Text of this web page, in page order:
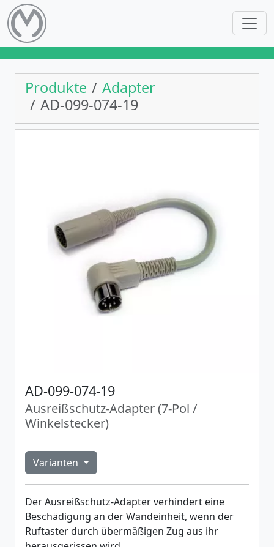
Produkte
Adapter
AD-099-074-19
AD-099-074-19
Ausreißschutz-Adapter (7-Pol /
Winkelstecker)
Varianten
Der Ausreißschutz-Adapter verhindert eine
Beschädigung an der Wandeinheit, wenn der
Ruftaster durch übermäßigen Zug aus ihr